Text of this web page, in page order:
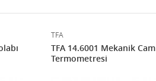
TFA
TFA 14.6001 Mekanik Cam
Termometresi